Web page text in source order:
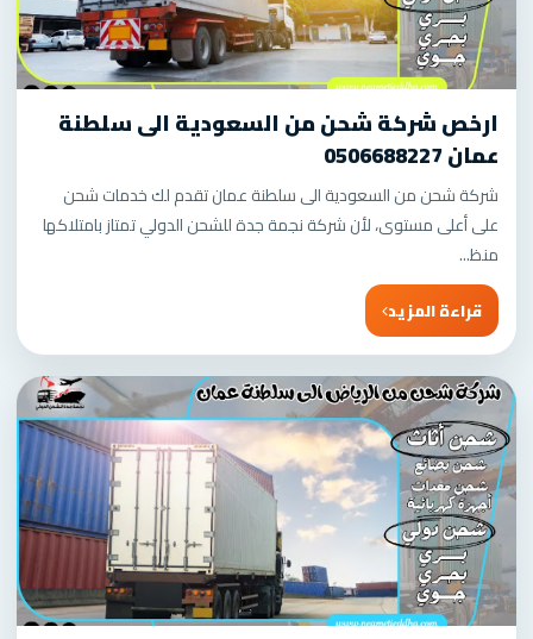
ارخص شركة شحن من السعودية الى سلطنة
عمان 0506688227
شركة شحن من السعودية الى سلطنة عمان تقدم لك خدمات شحن
على أعلى مستوى، لأن شركة نجمة جدة للشحن الدولي تمتاز بامتلاكها
منظ...
قراءة المزيد